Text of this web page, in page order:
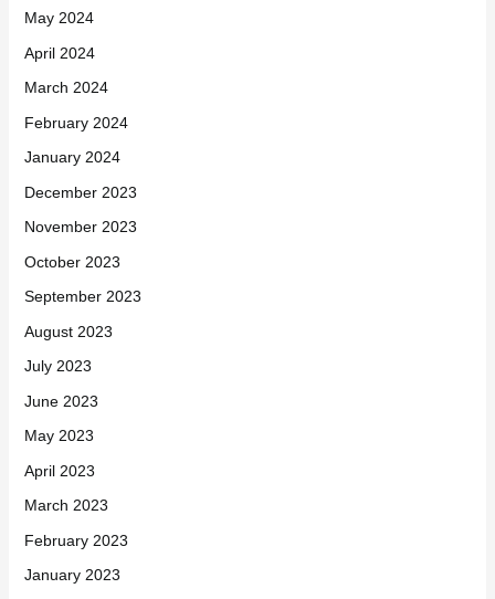
May 2024
April 2024
March 2024
February 2024
January 2024
December 2023
November 2023
October 2023
September 2023
August 2023
July 2023
June 2023
May 2023
April 2023
March 2023
February 2023
January 2023